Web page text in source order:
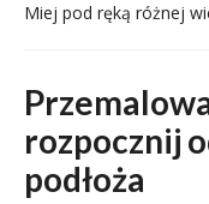
Miej pod ręką różnej
rozpocznij
podłoża